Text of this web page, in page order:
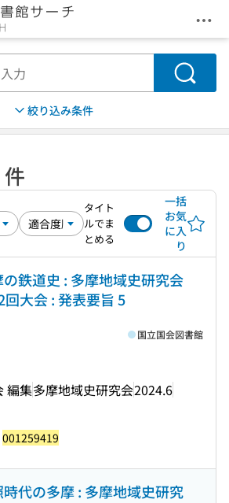
メ
検索
絞り込み条件
タイト
ルでま
とめる
一括
お気
に入
り
の鉄道史 : 多摩地域史研究会
回大会 : 発表要旨 5
編集多摩地域史研究会2024.6
国立国会図書館
001259419
時代の多摩 : 多摩地域史研究